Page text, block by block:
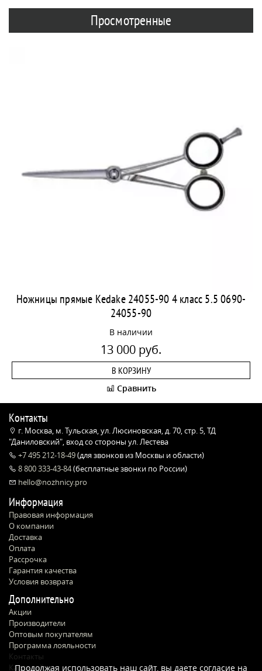
Просмотренные
Ножницы прямые Kedake 24055-90 4 класс 5.5 0690-
24055-90
В наличии
13 000 руб.
В КОРЗИНУ
Сравнить
Контакты
г. Москва, м. Тульская, ул. Люсиновская, д. 70, стр. 5, ТД
"Даниловский", вход со стороны ул. Лестева
+7 495 212-18-49(для звонков из Москвы и области)
8 800 333-43-84(бесплатные звонки по России)
hello@nozhnicy.pro
Информация
Правовая информация
О компании
Доставка
Оплата
Рассрочка
Гарантия качества
Условия возврата
Дополнительно
Акции
Производители
Оптовым покупателям
Программа лояльности
Контакты
Карта сайта
Продолжая использовать наш сайт, вы даете согласие на